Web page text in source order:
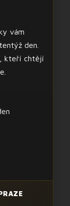
vám
den.
kteří chtějí